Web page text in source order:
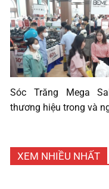
Sóc Trăng Mega
thương hiệu trong và
XEM NHIỀU NHẤT